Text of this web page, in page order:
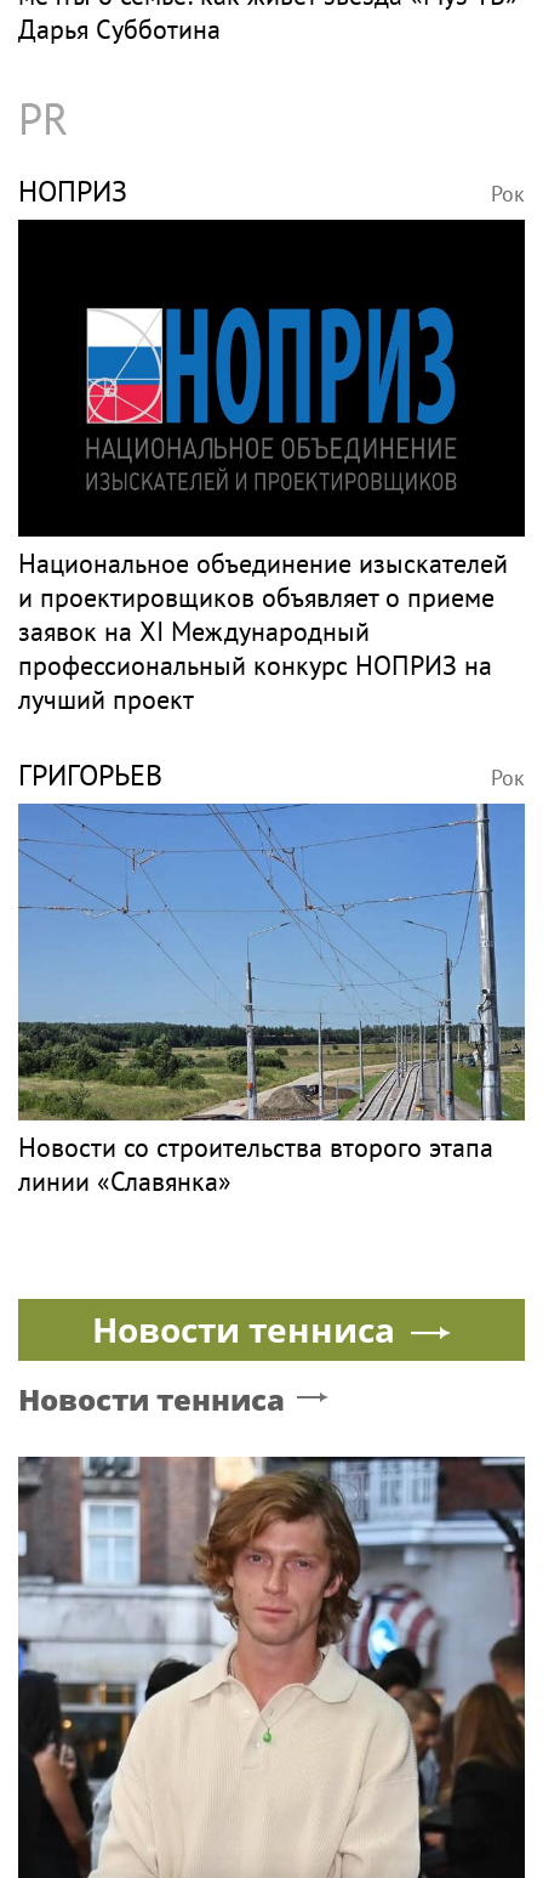
Дарья Субботина
PR
НОПРИЗ Рок
Национальное объединение изыскателей
и проектировщиков объявляет о приеме
заявок на XI Международный
профессиональный конкурс НОПРИЗ на
лучший проект
ГРИГОРЬЕВ Рок
Новости со строительства второго этапа
линии «Славянка»
Новости тенниса
Новости тенниса